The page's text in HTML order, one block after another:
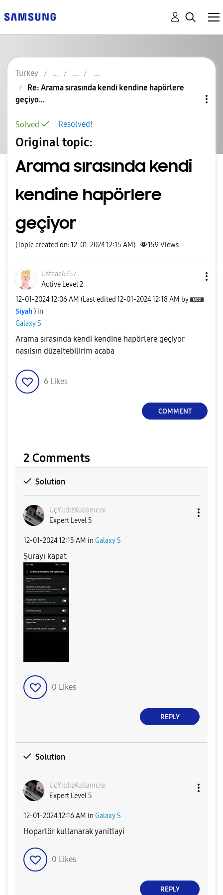
Turkey
Re: Arama sırasında kendi kendine hapörlere
geçiyo...
Resolved!
Solved
Original topic:
Arama sırasında kendi
kendine hapörlere
geçiyor
(Topic created on: 12-01-2024 12:15 AM) 159 Views
Ustaaa6757
Active Level 2
‎12-01-202412:06 AM (Last edited ‎12-01-202412:18 AM by
Siyah ) in
Galaxy S
Arama sırasında kendi kendine hapörlere geçiyor
nasılsın düzeltebilirim acaba
6 Likes
COMMENT
2 Comments
Solution
ÜçYıldızKullanıcısı
Expert Level 5
‎12-01-202412:15 AM in Galaxy S
Şurayı kapat
0 Likes
REPLY
Solution
ÜçYıldızKullanıcısı
Expert Level 5
‎12-01-202412:16 AM in Galaxy S
Hoparlör kullanarak yanitlayi
0 Likes
REPLY